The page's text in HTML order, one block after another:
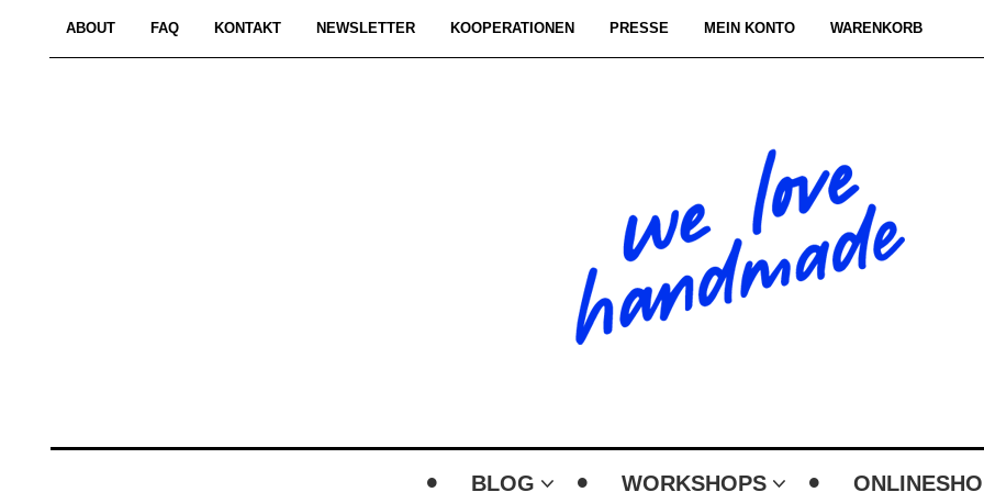
ABOUT FAQ KONTAKT NEWSLETTER KOOPERATIONEN PRESSE MEIN KONTO WARENKORB
BLOG WORKSHOPS